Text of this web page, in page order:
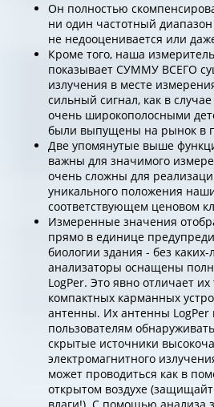
Он полностью
ни один частотный
не недооценивается или
Кроме того, наша
показывает СУММУ ВСЕГО
излучения в месте
сильный сигнал, как в
очень широкополосными
были выпущены на рынок в
Две упомянутые выше
важны для значимого
очень сложны для
уникального положения
соответствующем ценовом
Измеренные значения
прямо в единице
биологии здания - без
анализаторы оснащены
LogPer. Это явно отличает их
компактных карманных
антенны. Их антенны LogPer
пользователям
скрытые источники
электромагнитного
может проводиться как в
открытом воздухе